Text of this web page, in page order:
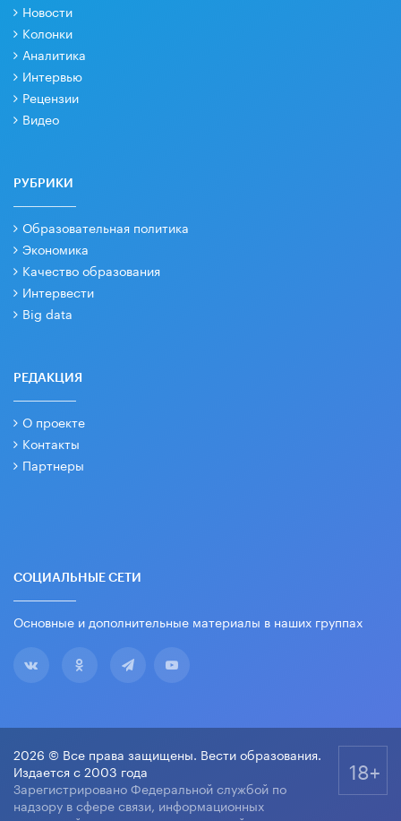
Новости
Колонки
Аналитика
Интервью
Рецензии
Видео
РУБРИКИ
Образовательная политика
Экономика
Качество образования
Интервести
Big data
РЕДАКЦИЯ
О проекте
Контакты
Партнеры
СОЦИАЛЬНЫЕ СЕТИ
Основные и дополнительные материалы в наших группах
2026 © Все права защищены. Вести образования.
Издается с 2003 года
Зарегистрировано Федеральной службой по
надзору в сфере связи, информационных
18+